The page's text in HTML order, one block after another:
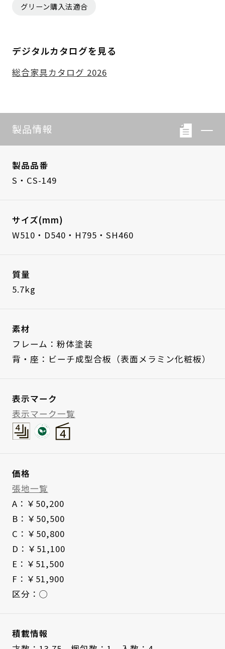
グリーン購入法適合
デジタルカタログを見る
総合家具カタログ 2026
製品情報
製品品番
S・CS-149
サイズ(mm)
W510・D540・H795・SH460
質量
5.7kg
素材
フレーム：粉体塗装
背・座：ビーチ成型合板（表面メラミン化粧板）
表示マーク
表示マーク一覧
価格
張地一覧
A：￥50,200
B：￥50,500
C：￥50,800
D：￥51,100
E：￥51,500
F：￥51,900
区分：◯
積載情報